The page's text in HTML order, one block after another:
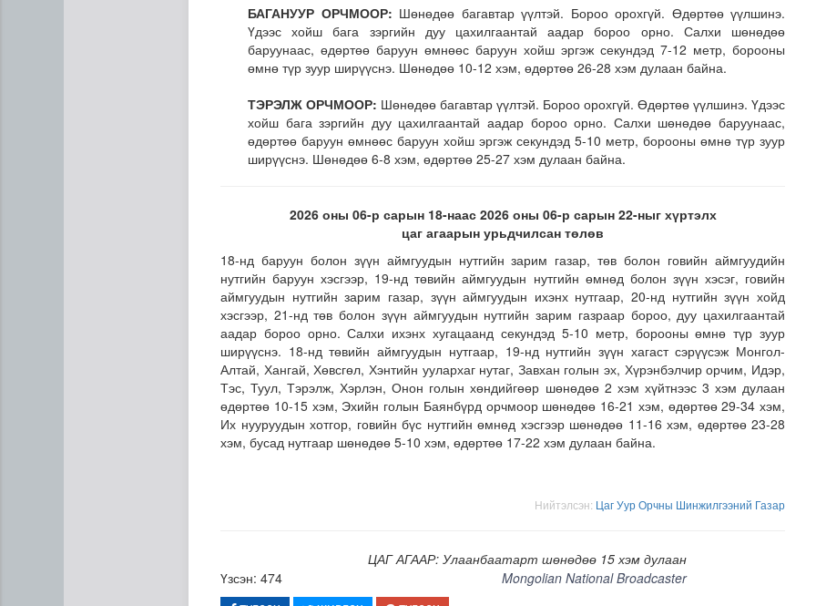
Цэцэрлэгийн цахим бүртгэл маргааш эхэлнэ
БАГАНУУР ОРЧМООР: Шөнөдөө багавтар үүлтэй. Бороо орохгүй. Өдөртөө үүлшинэ.
Үдээс хойш бага зэргийн дуу цахилгаантай аадар бороо орно. Салхи шөнөдөө
баруунаас, өдөртөө баруун өмнөөс баруун хойш эргэж секундэд 7-12 метр, борооны
өмнө түр зуур ширүүснэ. Шөнөдөө 10-12 хэм, өдөртөө 26-28 хэм дулаан байна.
ТЭРЭЛЖ ОРЧМООР: Шөнөдөө багавтар үүлтэй. Бороо орохгүй. Өдөртөө үүлшинэ. Үдээс
хойш бага зэргийн дуу цахилгаантай аадар бороо орно. Салхи шөнөдөө баруунаас,
өдөртөө баруун өмнөөс баруун хойш эргэж секундэд 5-10 метр, борооны өмнө түр зуур
ширүүснэ. Шөнөдөө 6-8 хэм, өдөртөө 25-27 хэм дулаан байна.
2026 оны 06-р сарын 18-наас 2026 оны 06-р сарын 22-ныг хүртэлх
цаг агаарын урьдчилсан төлөв
18-нд баруун болон зүүн аймгуудын нутгийн зарим газар, төв болон говийн аймгуудийн
нутгийн баруун хэсгээр, 19-нд төвийн аймгуудын нутгийн өмнөд болон зүүн хэсэг, говийн
аймгуудын нутгийн зарим газар, зүүн аймгуудын ихэнх нутгаар, 20-нд нутгийн зүүн хойд
хэсгээр, 21-нд төв болон зүүн аймгуудын нутгийн зарим газраар бороо, дуу цахилгаантай
аадар бороо орно. Салхи ихэнх хугацаанд секундэд 5-10 метр, борооны өмнө түр зуур
ширүүснэ. 18-нд төвийн аймгуудын нутгаар, 19-нд нутгийн зүүн хагаст сэрүүсэж Монгол-
Алтай, Хангай, Хөвсгөл, Хэнтийн уулархаг нутаг, Завхан голын эх, Хүрэнбэлчир орчим, Идэр,
Тэс, Туул, Тэрэлж, Хэрлэн, Онон голын хөндийгөөр шөнөдөө 2 хэм хүйтнээс 3 хэм дулаан
өдөртөө 10-15 хэм, Эхийн голын Баянбүрд орчмоор шөнөдөө 16-21 хэм, өдөртөө 29-34 хэм,
Их нууруудын хотгор, говийн бүс нутгийн өмнөд хэсгээр шөнөдөө 11-16 хэм, өдөртөө 23-28
хэм, бусад нутгаар шөнөдөө 5-10 хэм, өдөртөө 17-22 хэм дулаан байна.
Нийтэлсэн: Цаг Уур Орчны Шинжилгээний Газар
ЦАГ АГААР: Улаанбаатарт шөнөдөө 15 хэм дулаан
Үзсэн: 474
Mongolian National Broadcaster